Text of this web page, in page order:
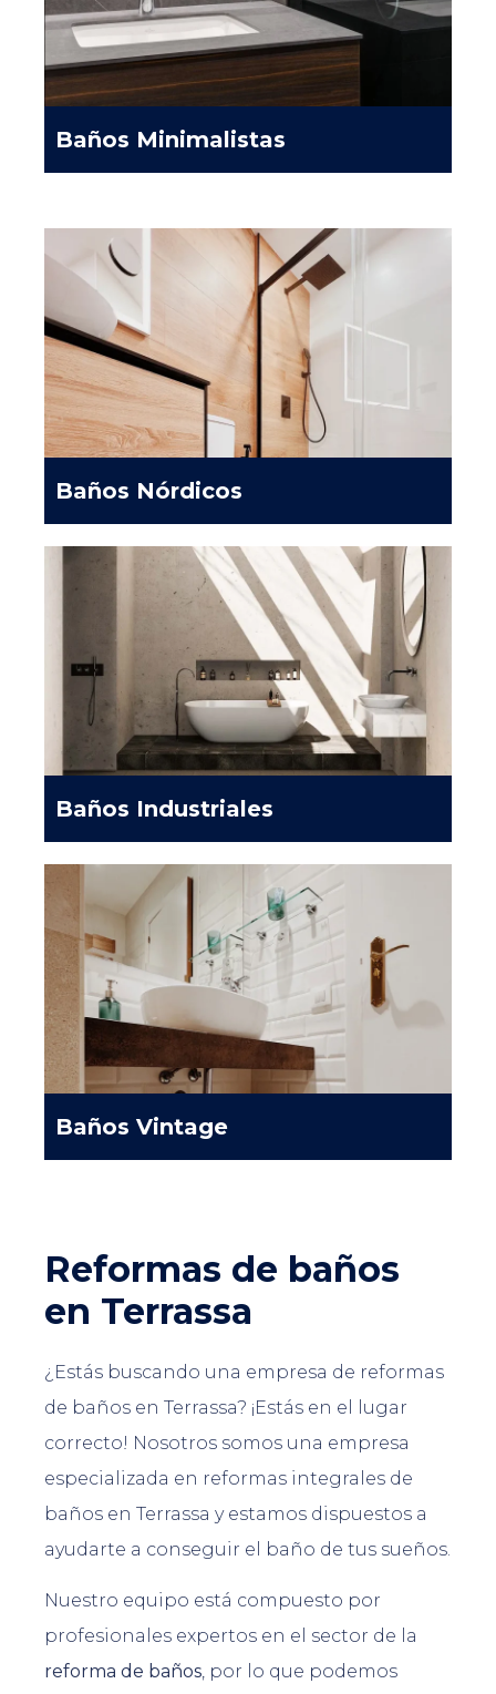
Baños Minimalistas
Baños Nórdicos
Baños Industriales
Baños Vintage
Reformas de baños
en Terrassa
¿Estás buscando una empresa de reformas
de baños en Terrassa? ¡Estás en el lugar
correcto! Nosotros somos una empresa
especializada en reformas integrales de
baños en Terrassa y estamos dispuestos a
ayudarte a conseguir el baño de tus sueños.
Nuestro equipo está compuesto por
profesionales expertos en el sector de la
reforma de baños, por lo que podemos